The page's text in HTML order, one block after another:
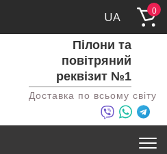
0
UA
Пілони та
повітряний
реквізит №1
Доставка по всьому світу